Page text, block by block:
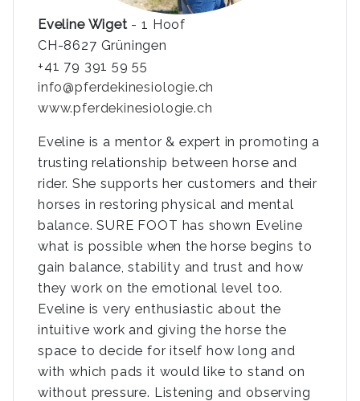
Eveline Wiget- 1 Hoof
CH-8627 Grüningen
+41 79 391 59 55
info@pferdekinesiologie.ch
www.pferdekinesiologie.ch
Eveline is a mentor & expert in promoting a
trusting relationship between horse and
rider. She supports her customers and their
horses in restoring physical and mental
balance. SURE FOOT has shown Eveline
what is possible when the horse begins to
gain balance, stability and trust and how
they work on the emotional level too.
Eveline is very enthusiastic about the
intuitive work and giving the horse the
space to decide for itself how long and
with which pads it would like to stand on
without pressure. Listening and observing